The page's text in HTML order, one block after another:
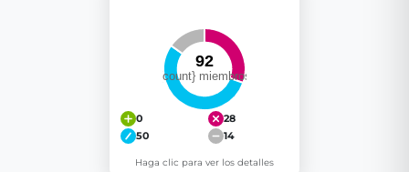
0
28
50
14
Haga clic para ver los detalles